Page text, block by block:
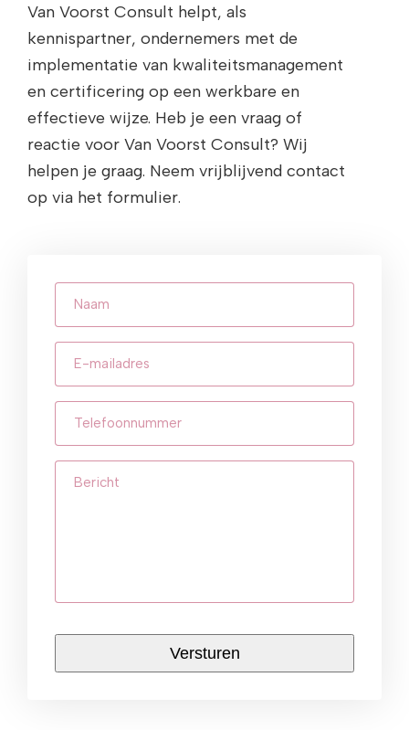
Van Voorst Consult helpt, als
kennispartner, ondernemers met de
implementatie van kwaliteitsmanagement
en certificering op een werkbare en
effectieve wijze. Heb je een vraag of
reactie voor Van Voorst Consult? Wij
helpen je graag. Neem vrijblijvend contact
op via het formulier.
Naam
mailadres
Telefoonnummer
Bericht
CAPTCHA